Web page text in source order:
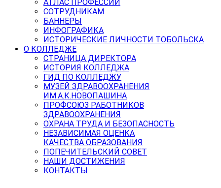
АТЛАС ПРОФЕССИЙ
СОТРУДНИКАМ
БАННЕРЫ
ИНФОГРАФИКА
ИСТОРИЧЕСКИЕ ЛИЧНОСТИ ТОБОЛЬСКА
О КОЛЛЕДЖЕ
СТРАНИЦА ДИРЕКТОРА
ИСТОРИЯ КОЛЛЕДЖА
ГИД ПО КОЛЛЕДЖУ
МУЗЕЙ ЗДРАВООХРАНЕНИЯ
ИМ.А.К.НОВОПАШИНА
ПРОФСОЮЗ РАБОТНИКОВ
ЗДРАВООХРАНЕНИЯ
ОХРАНА ТРУДА И БЕЗОПАСНОСТЬ
НЕЗАВИСИМАЯ ОЦЕНКА
КАЧЕСТВА ОБРАЗОВАНИЯ
ПОПЕЧИТЕЛЬСКИЙ СОВЕТ
НАШИ ДОСТИЖЕНИЯ
КОНТАКТЫ